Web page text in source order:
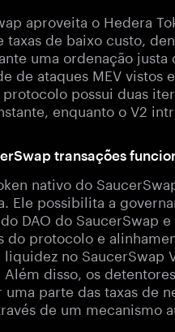
aproveita o Hedera
taxas de baixo custo,
uma ordenação
de ataques MEV vistos
possui duas
enquanto o V2
transações
nativo do
Ele possibilita a
DAO do SaucerSwap
do protocolo e
no SaucerSwap
disso, os
uma parte das taxas de
de um mecanismo